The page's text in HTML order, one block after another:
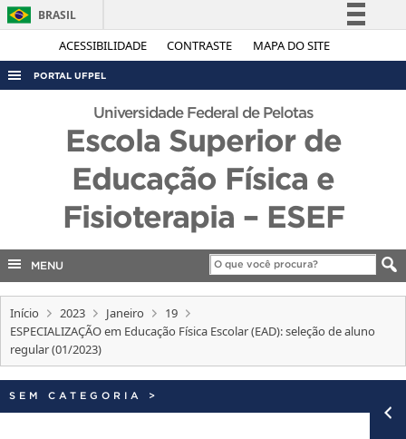
ACESSIBILIDADE CONTRASTE MAPA DO SITE
BRASIL
Simplifique!
Acesso à informação
Legislação
Canais
PORTAL UFPEL
ACESSO À INFORMAÇÃO
AUDITORIA
COBALTO
EDITAIS
INTERNACIONAL
TELEFONES
Universidade Federal de Pelotas
Escola Superior de
Educação Física e
Fisioterapia – ESEF
MENU
Início 2023 Janeiro
19
ESPECIALIZAÇÃO em Educação Física Escolar (EAD): seleção de aluno
regular (01/2023)
SEM CATEGORIA >